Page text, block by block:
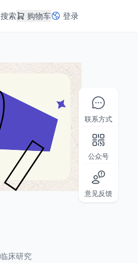
搜索 购物车 登录
联系方式
公众号
意见反馈
临床研究